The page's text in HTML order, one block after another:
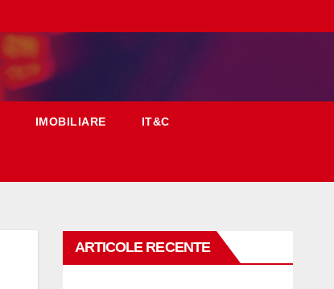
IMOBILIARE IT&C
ARTICOLE RECENTE